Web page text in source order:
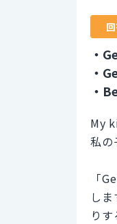
・
・
・
My
私の
「
し
り